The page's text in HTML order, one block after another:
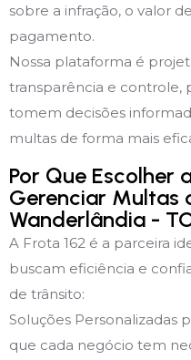
sobre a infração, o valor
pagamento.
Nossa plataforma é
transparência e controle,
tomem decisões
multas de forma mais
Por Que Escolher
Gerenciar Multas
Wanderlândia -
A Frota 162 é a parceira
buscam eficiência e
de trânsito:
Soluções Personalizadas
que cada negócio tem